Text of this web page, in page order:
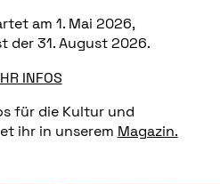
am 1. Mai 2026,
der 31. August 2026.
INFOS
für die Kultur und
ihr in unserem Magazin.